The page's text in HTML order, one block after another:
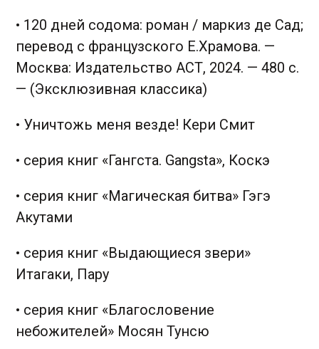
• 120 дней содома: роман / маркиз де Сад;
перевод с французского Е.Храмова. —
Москва: Издательство АСТ, 2024. — 480 с.
— (Эксклюзивная классика)
• Уничтожь меня везде! Кери Смит
• серия книг «Гангста. Gangsta», Коскэ
• серия книг «Магическая битва» Гэгэ
Акутами
• серия книг «Выдающиеся звери»
Итагаки, Пару
• серия книг «Благословение
небожителей» Мосян Тунсю